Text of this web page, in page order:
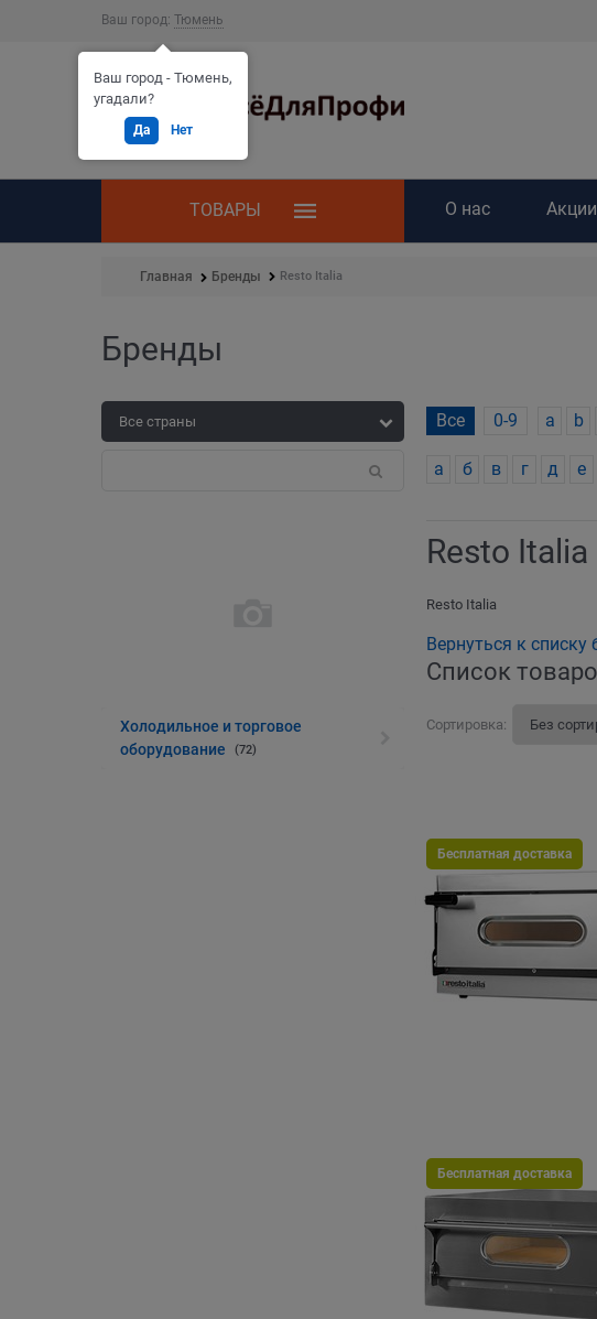
Ваш город: Тюмень
ТОВАРЫ О нас Акции
Главная Бренды Resto Italia
Бренды
Все 0-9 a b
а б в г д е
Холодильное и торговое
оборудование
(72)
Resto Italia
Resto Italia
Вернуться к списку
Список
Сортировка:
Бесплатная доставка
Бесплатная доставка
Ваш город - Тюмень,
угадали?
Да Нет